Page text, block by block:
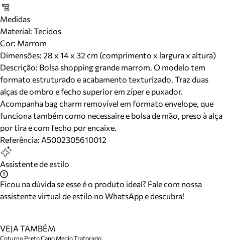
Medidas
Material: Tecidos
Cor: Marrom
Dimensões: 28 x 14 x 32 cm (comprimento x largura x altura)
Descrição: Bolsa shopping grande marrom. O modelo tem
formato estruturado e acabamento texturizado. Traz duas
alças de ombro e fecho superior em zíper e puxador.
Acompanha bag charm removível em formato envelope, que
funciona também como necessaire e bolsa de mão, preso à alça
por tira e com fecho por encaixe.
Referência: A5002305610012
Assistente de estilo
Ficou na dúvida se esse é o produto ideal? Fale com nossa
assistente virtual de estilo no WhatsApp e descubra!
VEJA TAMBÉM
Coturno Preto Cano Medio Tratorado